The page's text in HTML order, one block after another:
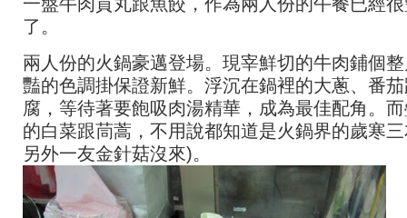
了。
兩人份的火鍋豪邁登場。現宰鮮切的牛肉鋪個
豔的色調掛保證新鮮。浮沉在鍋裡的大蔥、番
腐，等待著要飽吸肉湯精華，成為最佳配角。
的白菜跟茼蒿，不用說都知道是火鍋界的歲寒
另外一友金針菇沒來)。